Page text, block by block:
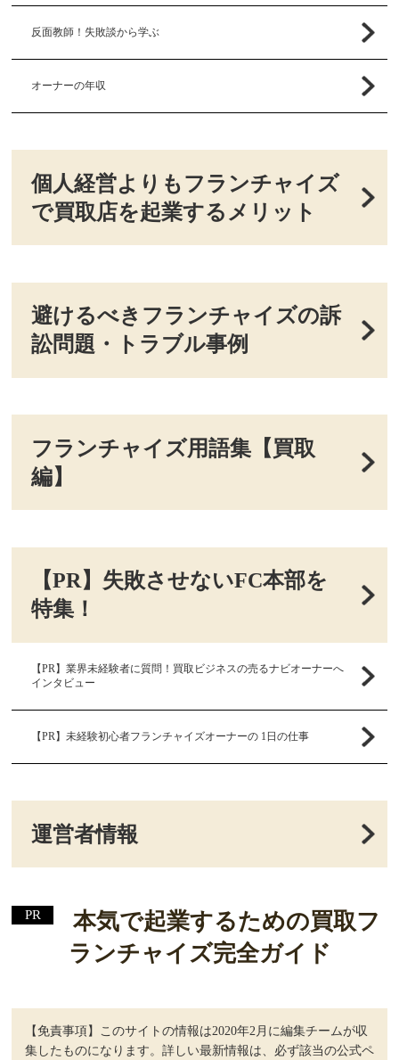
反面教師！失敗談から学ぶ
オーナーの年収
個人経営よりもフランチャイズ
で買取店を起業するメリット
避けるべきフランチャイズの訴
訟問題・トラブル事例
フランチャイズ用語集【買取
編】
【PR】失敗させないFC本部を
特集！
【PR】業界未経験者に質問！買取ビジネスの売るナビオーナーへ
インタビュー
【PR】未経験初心者フランチャイズオーナーの 1日の仕事
運営者情報
本気で起業するための買取フ
ランチャイズ完全ガイド
【免責事項】このサイトの情報は2020年2月に編集チームが収
集したものになります。詳しい最新情報は、必ず該当の公式ペ